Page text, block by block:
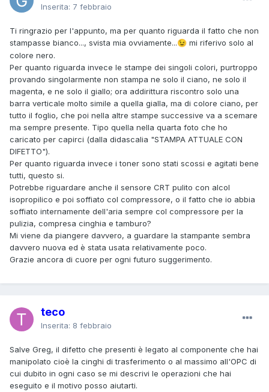
Inserita: 7 febbraio
Ti ringrazio per l'appunto, ma per quanto riguarda il fatto che non
stampasse bianco..., svista mia ovviamente...😉 mi riferivo solo al
colore nero.
Per quanto riguarda invece le stampe dei singoli colori, purtroppo
provando singolarmente non stampa ne solo il ciano, ne solo il
magenta, e ne solo il giallo; ora addirittura riscontro solo una
barra verticale molto simile a quella gialla, ma di colore ciano, per
tutto il foglio, che poi nella altre stampe successive va a scemare
ma sempre presente. Tipo quella nella quarta foto che ho
caricato per capirci (dalla didascalia "STAMPA ATTUALE CON
DIFETTO").
Per quanto riguarda invece i toner sono stati scossi e agitati bene
tutti, questo si.
Potrebbe riguardare anche il sensore CRT pulito con alcol
isopropilico e poi soffiato col compressore, o il fatto che io abbia
soffiato internamente dell'aria sempre col compressore per la
pulizia, compresa cinghia e tamburo?
Mi viene da piangere davvero, a guardare la stampante sembra
davvero nuova ed è stata usata relativamente poco.
Grazie ancora di cuore per ogni futuro suggerimento.
teco
Inserita: 8 febbraio
Salve Greg, il difetto che presenti è legato al componente che hai
manipolato cioè la cinghi di trasferimento o al massimo all'OPC di
cui dubito in ogni caso se mi descrivi le operazioni che hai
eseguito e il motivo posso aiutarti.